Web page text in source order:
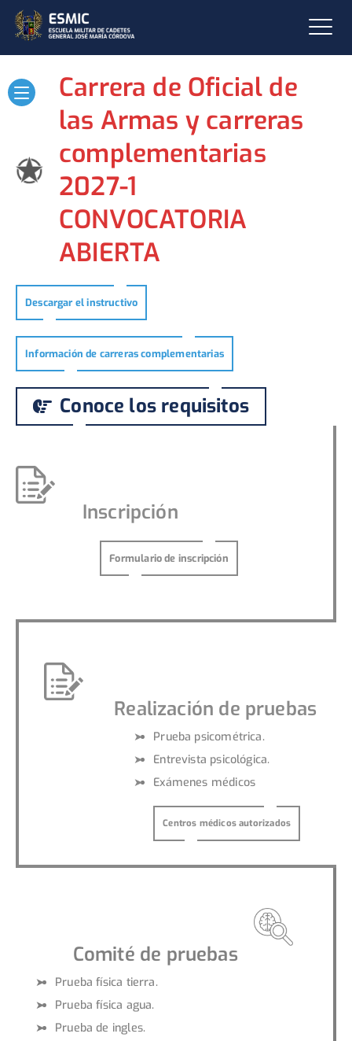
Carrera de Oficial de
las Armas y carreras
complementarias
2027-1
CONVOCATORIA
ABIERTA
Descargar el instructivo
Información de carreras complementarias
Conoce los requisitos
Inscripción
Formulario de inscripción
Realización de pruebas
Prueba psicométrica.
Entrevista psicológica.
Exámenes médicos
Centros médicos autorizados
Comité de pruebas
Prueba física tierra.
Prueba física agua.
Prueba de ingles.